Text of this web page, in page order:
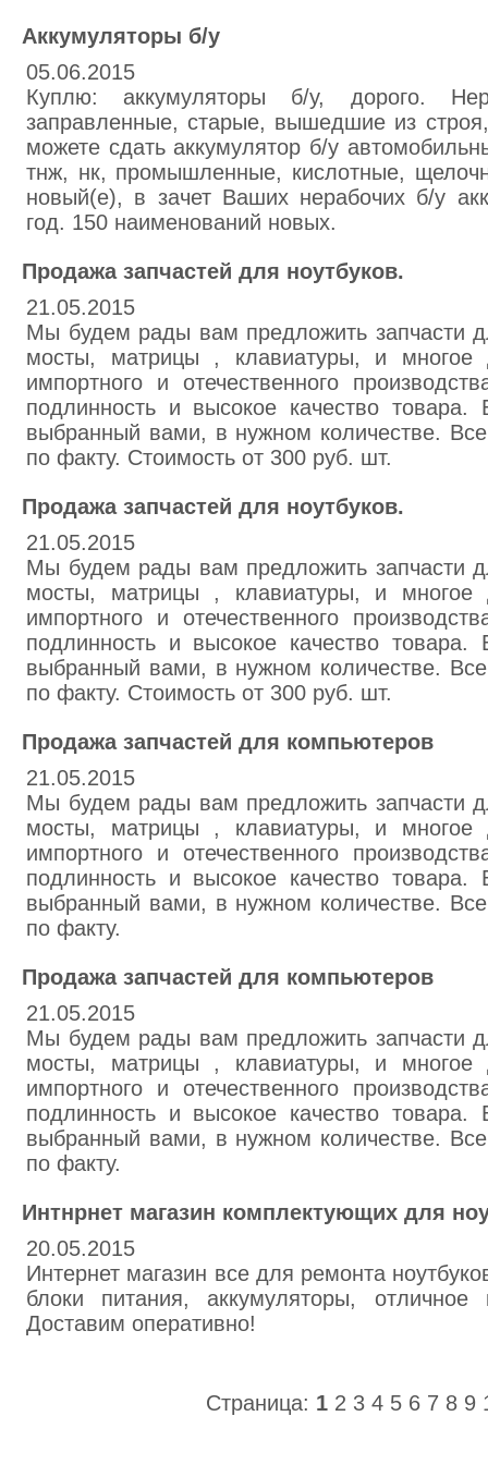
Аккумуляторы б/у
05.06.2015
Куплю: аккумуляторы б/у, дорого.
заправленные, старые, вышедшие из
можете сдать аккумулятор б/у
тнж, нк, промышленные, кислотные,
новый(е), в зачет Ваших нерабочих б/у
год. 150 наименований новых.
Продажа запчастей для ноутбуков.
21.05.2015
Мы будем рады вам предложить запчасти
мосты, матрицы , клавиатуры, и многое
импортного и отечественного
подлинность и высокое качество товара.
выбранный вами, в нужном количестве.
по факту. Стоимость от 300 руб. шт.
Продажа запчастей для ноутбуков.
21.05.2015
Мы будем рады вам предложить запчасти
мосты, матрицы , клавиатуры, и многое
импортного и отечественного
подлинность и высокое качество товара.
выбранный вами, в нужном количестве.
по факту. Стоимость от 300 руб. шт.
Продажа запчастей для компьютеров
21.05.2015
Мы будем рады вам предложить запчасти
мосты, матрицы , клавиатуры, и многое
импортного и отечественного
подлинность и высокое качество товара.
выбранный вами, в нужном количестве.
по факту.
Продажа запчастей для компьютеров
21.05.2015
Мы будем рады вам предложить запчасти
мосты, матрицы , клавиатуры, и многое
импортного и отечественного
подлинность и высокое качество товара.
выбранный вами, в нужном количестве.
по факту.
Интнрнет магазин комплектующих для
20.05.2015
Интернет магазин все для ремонта
блоки питания, аккумуляторы, отличное
Доставим оперативно!
Страница: 1 2 3 4 5 6 7 8 9